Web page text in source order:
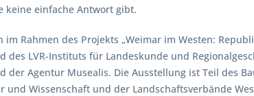
keine einfache Antwort gibt.
im Rahmen des Projekts „Weimar im Westen:
des LVR-Instituts für Landeskunde und
der Agentur Musealis. Die Ausstellung ist Teil des
Wissenschaft und der Landschaftsverbände